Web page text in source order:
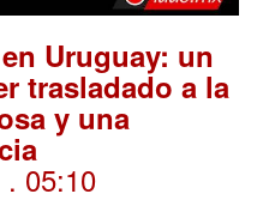
Uruguay: un
trasladado a la
y una
. 05:10